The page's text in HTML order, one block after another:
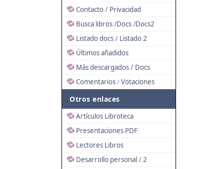
Contacto / Privacidad
Busca libros /Docs /Docs2
Listado docs / Listado 2
Últimos añadidos
Más descargados / Docs
Comentarios / Votaciones
Otros enlaces
Artículos Libroteca
Presentaciones PDF
Lectores Libros
Desarrollo personal / 2